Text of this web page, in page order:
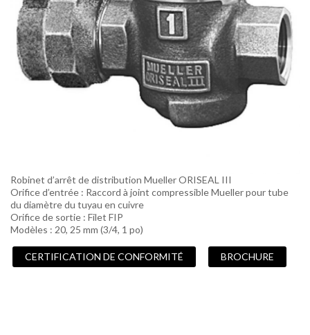
Robinet d’arrêt de distribution Mueller ORISEAL III
Orifice d’entrée : Raccord à joint compressible Mueller pour tube
du diamètre du tuyau en cuivre
Orifice de sortie : Filet FIP
Modèles : 20, 25 mm (3/4, 1 po)
CERTIFICATION DE CONFORMITÉ BROCHURE